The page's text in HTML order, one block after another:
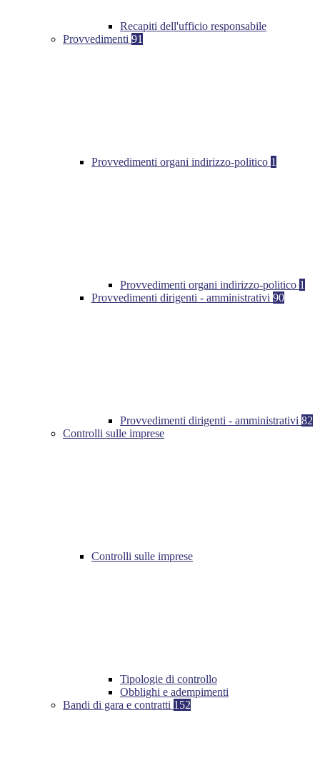
Recapiti dell'ufficio responsabile
Provvedimenti 91
Provvedimenti organi indirizzo-politico 1
Provvedimenti organi indirizzo-politico 1
Provvedimenti dirigenti - amministrativi 90
Provvedimenti dirigenti - amministrativi 82
Controlli sulle imprese
Controlli sulle imprese
Tipologie di controllo
Obblighi e adempimenti
Bandi di gara e contratti 152